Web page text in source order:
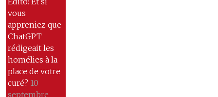
vous
appreniez que
ChatGPT
rédigeait les
homélies à la
place de votre
curé? 10
septembre